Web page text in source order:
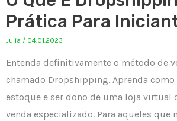
Prática Para
Julia / 04.01.2023
Entenda definitivamente o método de
chamado Dropshipping. Aprenda como
estoque e ser dono de uma loja virtual
venda especializado. Para aqueles que